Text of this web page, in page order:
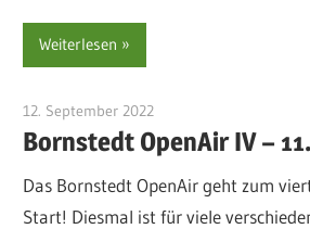
Weiterlesen
12. September 2022
Bornstedt OpenAir IV –
Das Bornstedt OpenAir geht zum
Start! Diesmal ist für viele